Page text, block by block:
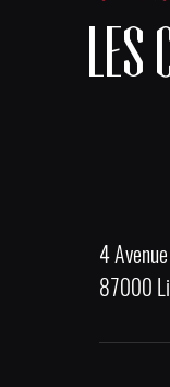
LES
4
87000